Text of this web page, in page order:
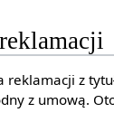
reklamacji z
z umową.